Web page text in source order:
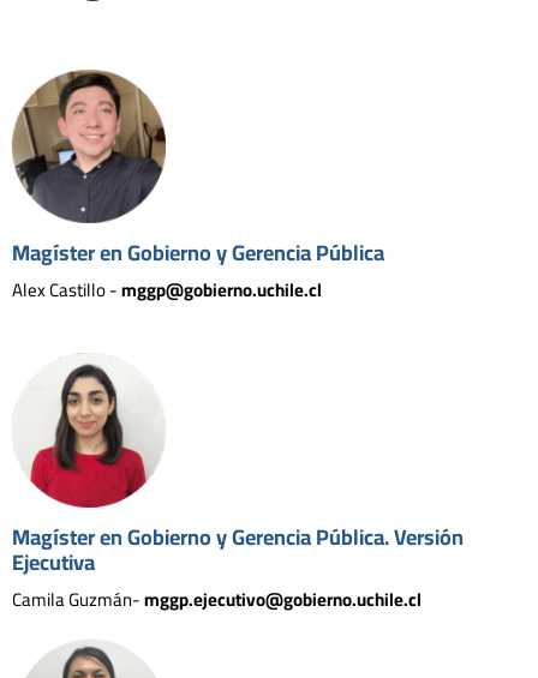
Magíster en Gobierno y Gerencia Pública
Alex Castillo -mggp@gobierno.uchile.cl
Magíster en Gobierno y Gerencia Pública. Versión
Ejecutiva
Camila Guzmán-mggp.ejecutivo@gobierno.uchile.cl